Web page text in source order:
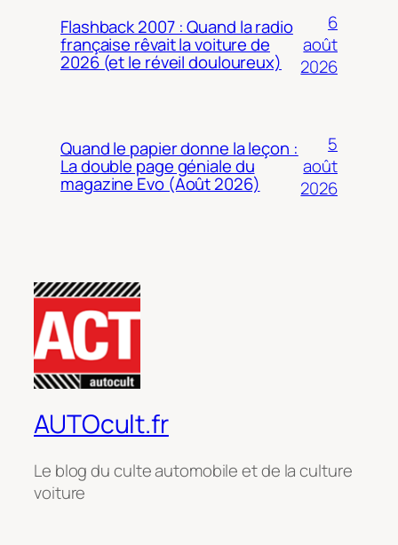
Flashback 2007 : Quand la radio
française rêvait la voiture de
2026 (et le réveil douloureux)
6
août
2026
Quand le papier donne la leçon :
La double page géniale du
magazine Evo (Août 2026)
5
août
2026
AUTOcult.fr
Le blog du culte automobile et de la culture
voiture